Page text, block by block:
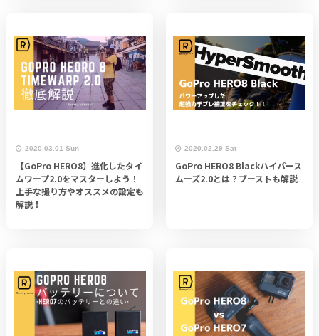
2020.03.01 Sun
【GoPro HERO8】進化したタイ
ムワープ2.0をマスターしよう！
上手な撮り方やオススメの設定も
解説！
2020.02.29 Sat
GoPro HERO8 Blackハイパース
ムーズ2.0とは？ブーストも解説